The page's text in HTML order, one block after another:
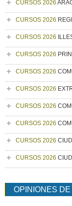
CURSOS 2026
CURSOS 2026
CURSOS 2026
CURSOS 2026
CURSOS 2026
CURSOS 2026
CURSOS 2026
CURSOS 2026
CURSOS 2026
CURSOS 2026
OPINIONES